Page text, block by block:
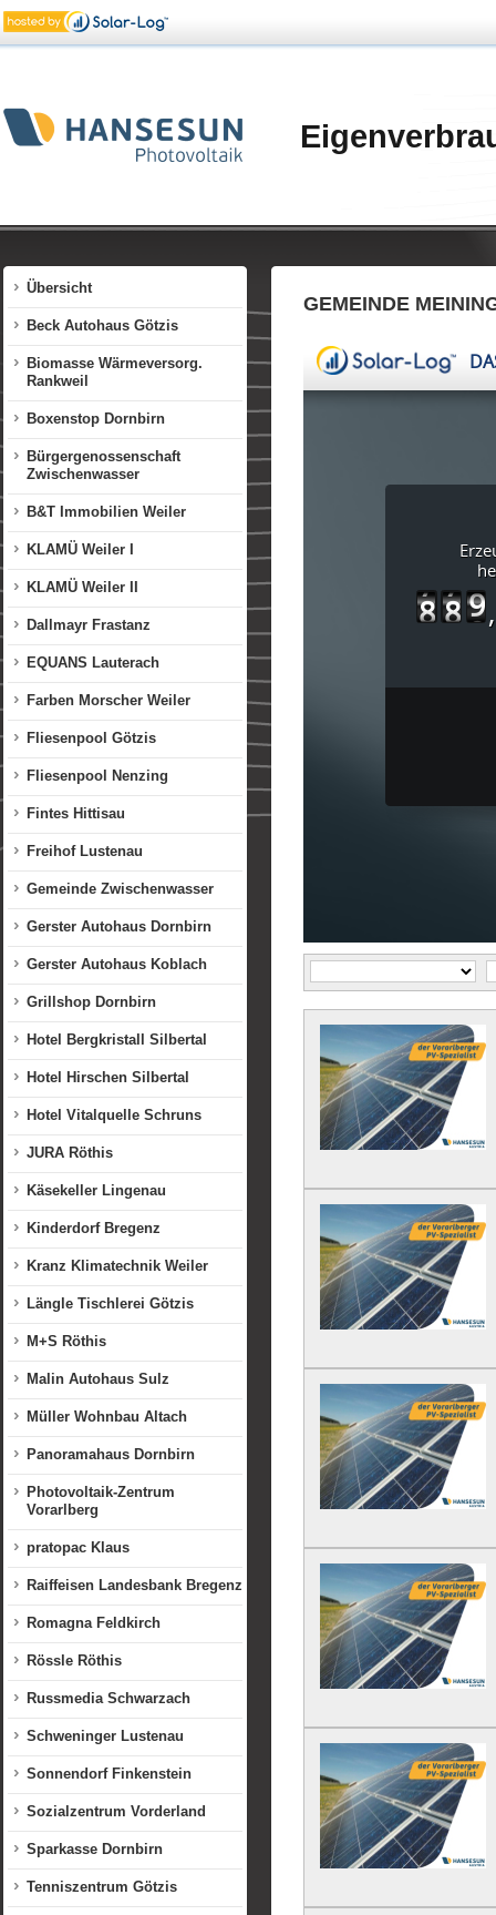
Übersicht
Beck Autohaus Götzis
Biomasse Wärmeversorg.
Rankweil
Boxenstop Dornbirn
Bürgergenossenschaft
Zwischenwasser
B&T Immobilien Weiler
KLAMÜ Weiler I
KLAMÜ Weiler II
Dallmayr Frastanz
EQUANS Lauterach
Farben Morscher Weiler
Fliesenpool Götzis
Fliesenpool Nenzing
Fintes Hittisau
Freihof Lustenau
Gemeinde Zwischenwasser
Gerster Autohaus Dornbirn
Gerster Autohaus Koblach
Grillshop Dornbirn
Hotel Bergkristall Silbertal
Hotel Hirschen Silbertal
Hotel Vitalquelle Schruns
JURA Röthis
Käsekeller Lingenau
Kinderdorf Bregenz
Kranz Klimatechnik Weiler
Längle Tischlerei Götzis
M+S Röthis
Malin Autohaus Sulz
Müller Wohnbau Altach
Panoramahaus Dornbirn
Photovoltaik-Zentrum
Vorarlberg
pratopac Klaus
Raiffeisen Landesbank Bregenz
Romagna Feldkirch
Rössle Röthis
Russmedia Schwarzach
Schweninger Lustenau
Sonnendorf Finkenstein
Sozialzentrum Vorderland
Sparkasse Dornbirn
Tenniszentrum Götzis
GEMEINDE